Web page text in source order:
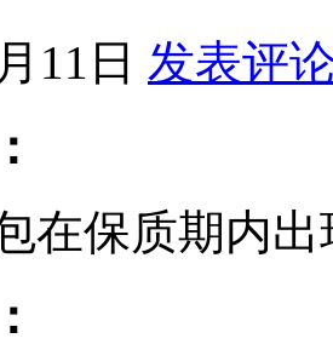
11日 发表评
在保质期内